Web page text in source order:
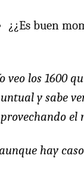
¿¿Es buen
veo los 1600
y sabe
el
hay